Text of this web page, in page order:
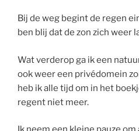
Bij de weg begint de regen
ben blij dat de zon zich weer
Wat verderop ga ik een
ook weer een privédomein
heb ik alle tijd om in het
regent niet meer.